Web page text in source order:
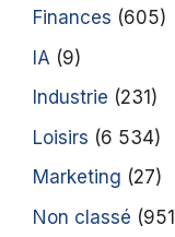
Finances (605)
IA (9)
Industrie (231)
Loisirs (6 534)
Marketing (27)
Non classé